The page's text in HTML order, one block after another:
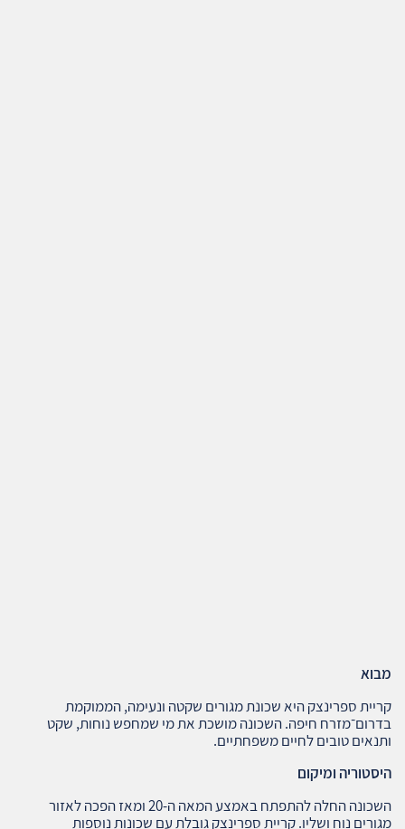
מבוא
קריית ספרינצק היא שכונת מגורים שקטה ונעימה, הממוקמת
בדרום־מזרח חיפה. השכונה מושכת את מי שמחפש נוחות, שקט
ותנאים טובים לחיים משפחתיים.
היסטוריה ומיקום
השכונה החלה להתפתח באמצע המאה ה-20 ומאז הפכה לאזור
מגורים נוח ושליו. קריית ספרינצק גובלת עם שכונות נוספות